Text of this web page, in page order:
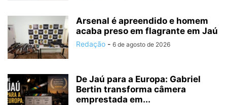
Arsenal é apreendido e homem
acaba preso em flagrante em Jaú
Redação - 6 de agosto de 2026
De Jaú para a Europa: Gabriel
Bertin transforma câmera
emprestada em...